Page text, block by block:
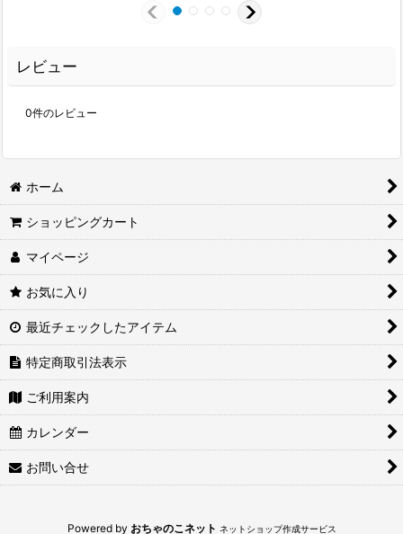
レビュー
0件のレビュー
ホーム
ショッピングカート
マイページ
お気に入り
最近チェックしたアイテム
特定商取引法表示
ご利用案内
カレンダー
お問い合せ
Powered by おちゃのこネット ネットショップ作成サービス